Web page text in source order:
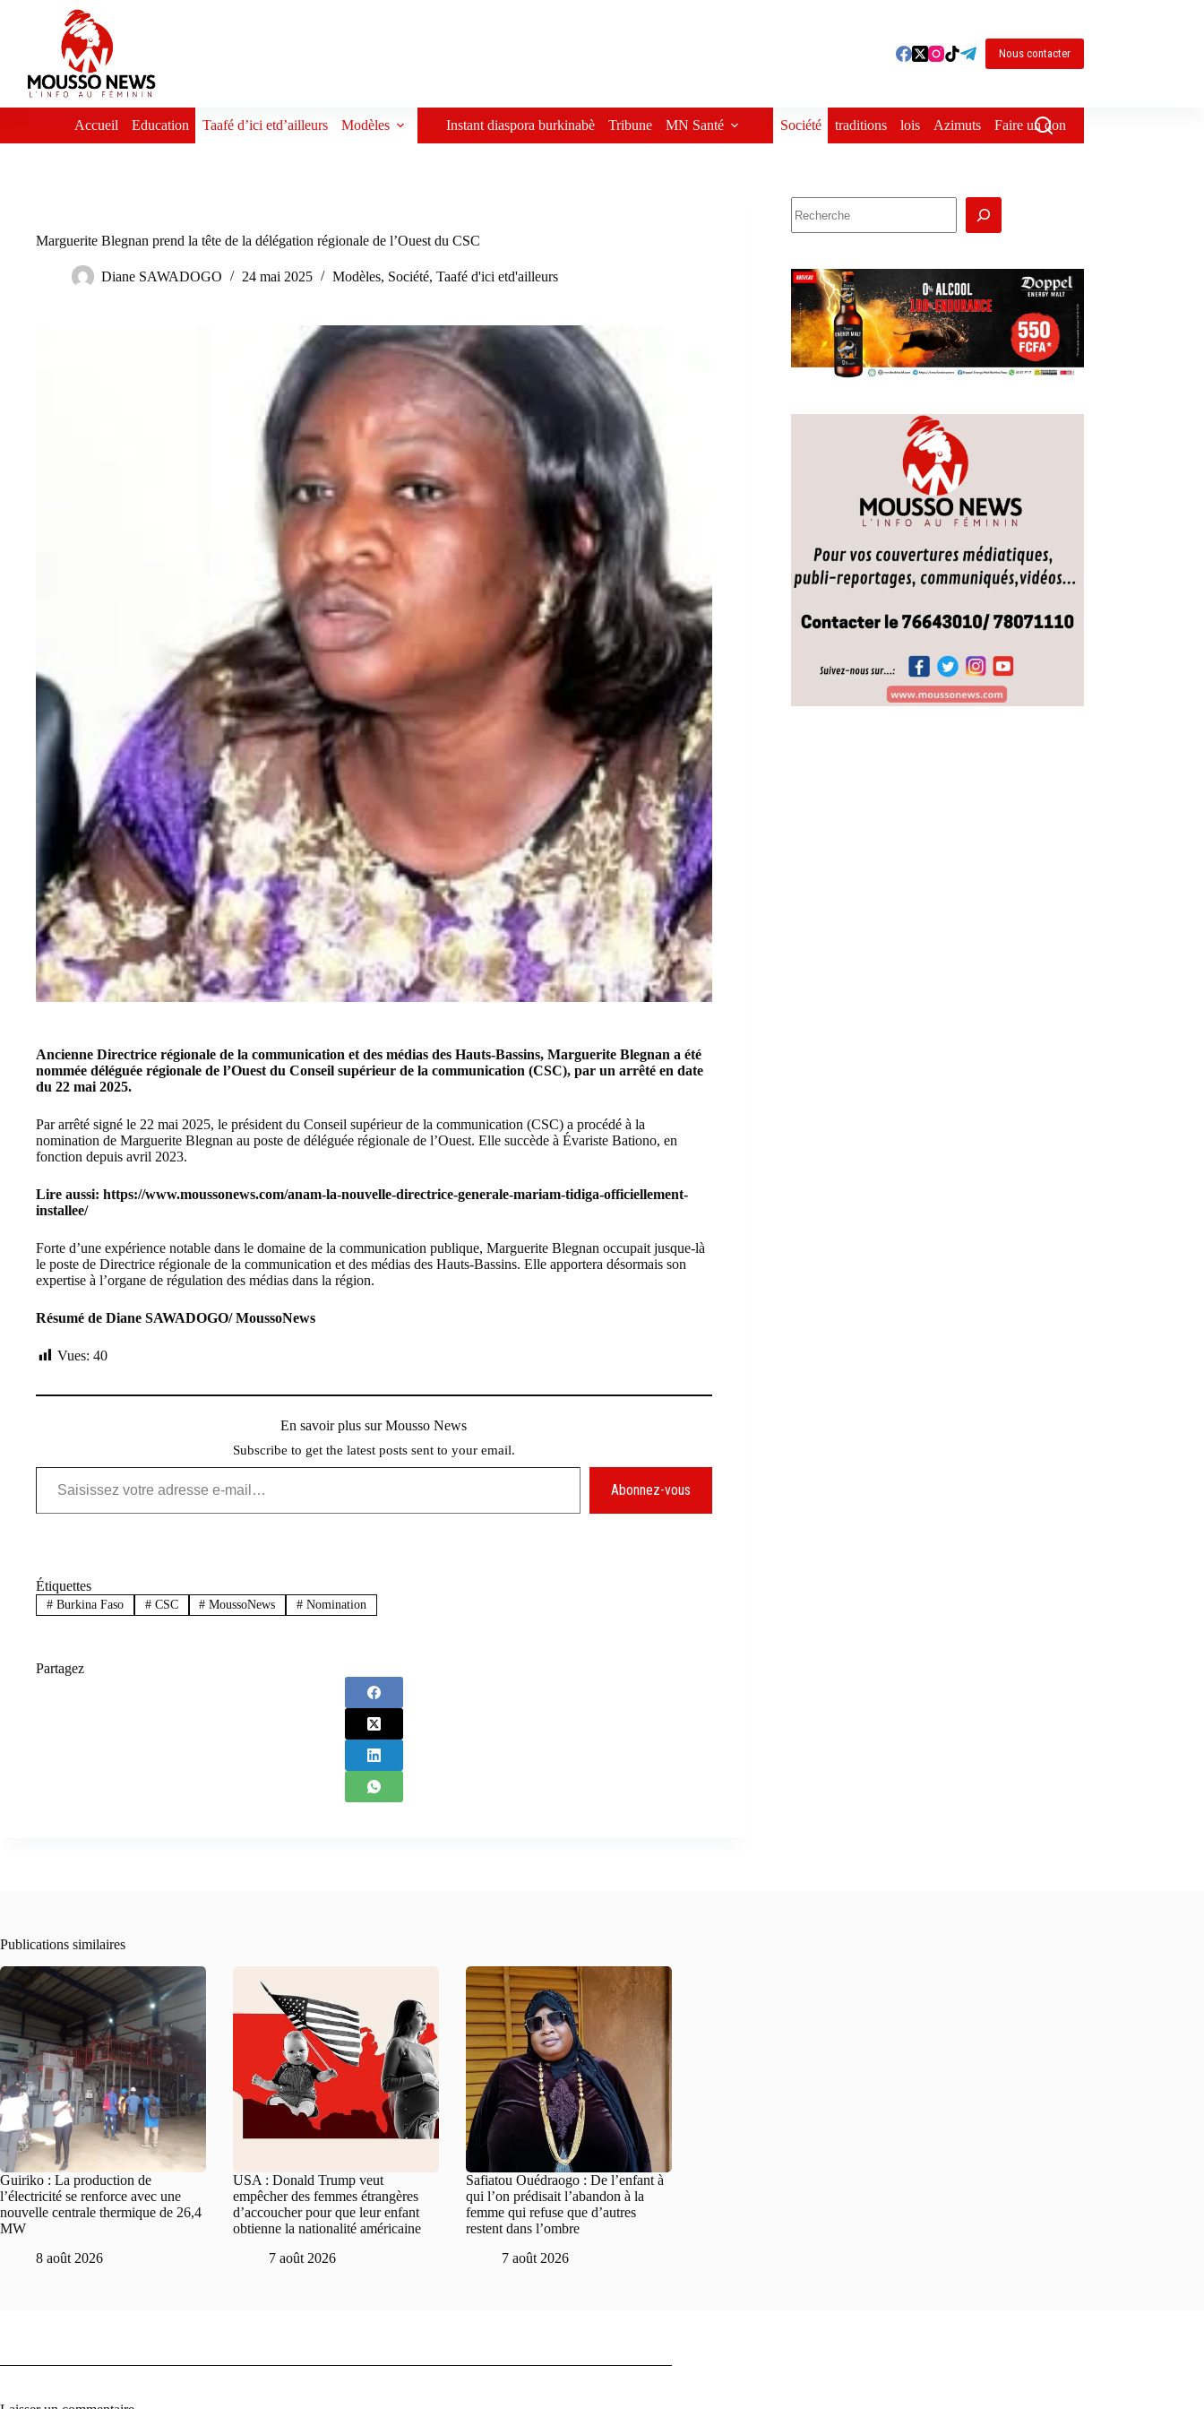
Nous contacter
Accueil Education Taafé d’ici etd’ailleurs Modèles Instant diaspora burkinabè Tribune MN Santé Société traditions lois Azimuts Faire un don
Marguerite Blegnan prend la tête de la délégation régionale de l’Ouest du CSC
Diane SAWADOGO 24 mai 2025 Modèles, Société, Taafé d'ici etd'ailleurs
Ancienne Directrice régionale de la communication et des médias des Hauts-Bassins, Marguerite Blegnan a été
nommée déléguée régionale de l’Ouest du Conseil supérieur de la communication (CSC), par un arrêté en date
du 22 mai 2025.
Par arrêté signé le 22 mai 2025, le président du Conseil supérieur de la communication (CSC) a procédé à la
nomination de Marguerite Blegnan au poste de déléguée régionale de l’Ouest. Elle succède à Évariste Bationo, en
fonction depuis avril 2023.
Lire aussi: https://www.moussonews.com/anam-la-nouvelle-directrice-generale-mariam-tidiga-officiellement-
installee/
Forte d’une expérience notable dans le domaine de la communication publique, Marguerite Blegnan occupait jusque-là
le poste de Directrice régionale de la communication et des médias des Hauts-Bassins. Elle apportera désormais son
expertise à l’organe de régulation des médias dans la région.
Résumé de Diane SAWADOGO/ MoussoNews
Vues: 40
En savoir plus sur Mousso News
Subscribe to get the latest posts sent to your email.
Saisissez votre adresse e-mail…
Abonnez-vous
Étiquettes
#Burkina Faso #CSC # MoussoNews # Nomination
Partagez
Publications similaires
Guiriko : La production de
l’électricité se renforce avec une
nouvelle centrale thermique de 26,4
MW
8 août 2026
USA : Donald Trump veut
empêcher des femmes étrangères
d’accoucher pour que leur enfant
obtienne la nationalité américaine
7 août 2026
Safiatou Ouédraogo : De l’enfant à
qui l’on prédisait l’abandon à la
femme qui refuse que d’autres
restent dans l’ombre
7 août 2026